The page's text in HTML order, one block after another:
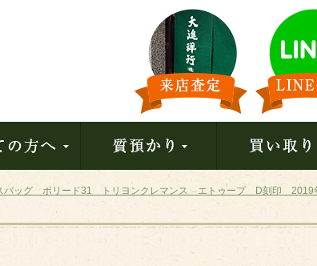
バッグ ボリード31 トリヨンクレマンス エトゥープ D刻印 2019